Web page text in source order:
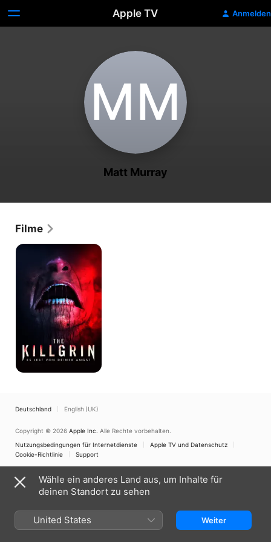
Apple TV Anmelden
M‌M
Matt Murray
Filme
The
Deiner
Angst
Deutschland English (UK)
Copyright © 2026 Apple Inc. Alle Rechte vorbehalten.
Nutzungsbedingungen für Internetdienste
Apple TV und Datenschutz
Cookie-Richtlinie
Support
Wähle ein anderes Land aus, um Inhalte für
deinen Standort zu sehen
United States Weiter